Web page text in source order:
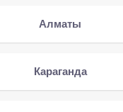
Алматы
Караганда